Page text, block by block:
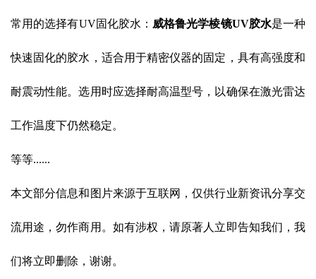
常用的选择有UV固化胶水： 威格鲁光学棱镜UV胶水是一种
快速固化的胶水，适合用于精密仪器的固定，具有高强度和
耐震动性能。选用时应选择耐高温型号，以确保在激光雷达
工作温度下仍然稳定。
等等......
本文部分信息和图片来源于互联网，仅供行业新资讯分享交
流用途，勿作商用。如有涉权，请原著人立即告知我们，我
们将立即删除，谢谢。